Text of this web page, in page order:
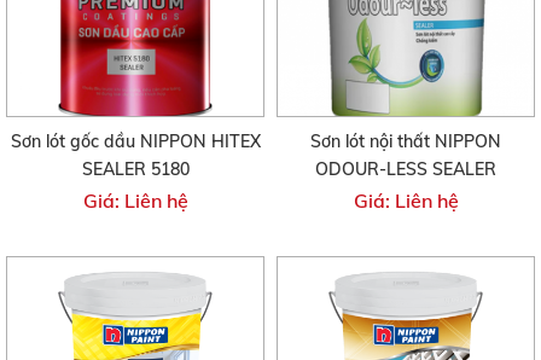
Sơn lót gốc dầu NIPPON HITEX
SEALER 5180
Giá: Liên hệ
Sơn lót nội thất NIPPON
ODOUR-LESS SEALER
Giá: Liên hệ